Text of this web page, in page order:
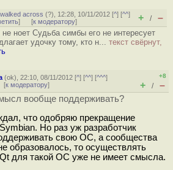
,walked across (?), 12:28, 10/11/2012 [^] [^^]
] [к модератору] + / –
ноет Судьба симбы его не интересует
удочку тому, кто н... текст свёрнут,
(ok), 22:10, 08/11/2012 [^] [^^] [^^^]
[к модератору]
+8
+ / –
вообще поддерживать?
что одобряю прекращение
Но раз уж разработчик
свою ОС, а сообщества
образовалось, то осуществлять
для такой ОС уже не имеет смысла.